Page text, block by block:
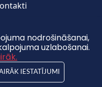
Rights Reserved. |
nodrošināšanai,
uzlabošanai.
IESTATĪJUMI